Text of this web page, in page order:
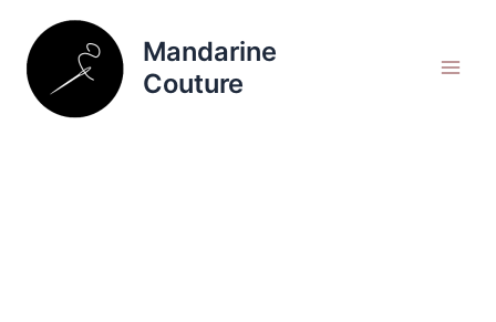
contenu
Mandarine
Couture